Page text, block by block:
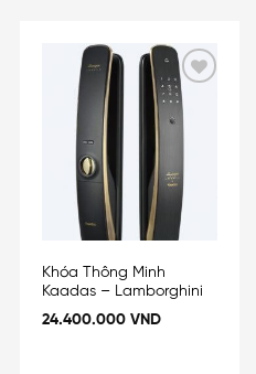
Add
Khóa Thông Minh
Kaadas – Lamborghini
24.400.000 VND